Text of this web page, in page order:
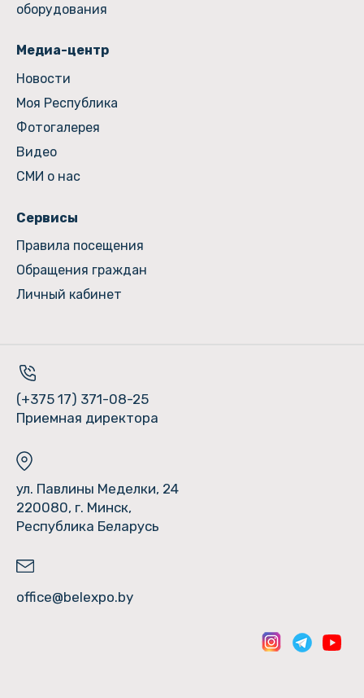
оборудования
Медиа-центр
Новости
Моя Республика
Фотогалерея
Видео
СМИ о нас
Сервисы
Правила посещения
Обращения граждан
Личный кабинет
(+375 17) 371-08-25
Приемная директора
ул. Павлины Меделки, 24
220080, г. Минск,
Республика Беларусь
office@belexpo.by